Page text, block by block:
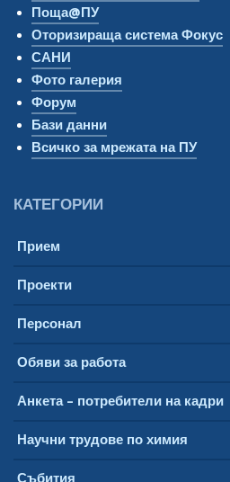
Поща@ПУ
Оторизираща система Фокус
САНИ
Фото галерия
Форум
Бази данни
Всичко за мрежата на ПУ
КАТЕГОРИИ
Прием
Проекти
Персонал
Обяви за работа
Анкета – потребители на кадри
Научни трудове по химия
Събития